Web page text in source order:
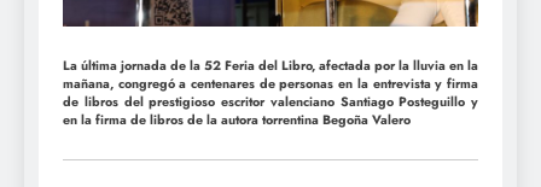
La última jornada de la 52 Feria del Libro, afectada por la lluvia en la
mañana, congregó a centenares de personas en la entrevista y firma
de libros del prestigioso escritor valenciano Santiago Posteguillo y
en la firma de libros de la autora torrentina Begoña Valero